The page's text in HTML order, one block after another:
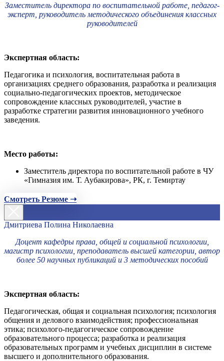
Заместитель директора по воспитательной работе, педагог-
эксперт, руководитель методического объединения классных
руководителей
Экспертная область:
Педагогика и психология, воспитательная работа в
организациях среднего образования, разработка и реализация
социально-педагогических проектов, методическое
сопровождение классных руководителей, участие в
разработке стратегии развития инновационного учебного
заведения.
Место работы:
Заместитель директора по воспитательной работе в ЧУ
«Гимназия им. Т. Аубакирова», РК, г. Темиртау
Смотреть Резюме ➝
Дмитриева Полина Николаевна
Доцент кафедры права, общей и социальной психологии,
магистр психологии, преподаватель высшей категории, автор
более 50 научных публикаций и 3 методических пособий
Экспертная область:
Педагогическая, общая и социальная психология; психология
общения и делового взаимодействия; профессиональная
этика; психолого-педагогическое сопровождение
образовательного процесса; разработка и реализация
образовательных программ и учебных дисциплин в системе
высшего и дополнительного образования.